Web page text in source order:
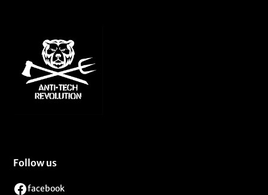
Follow us
facebook